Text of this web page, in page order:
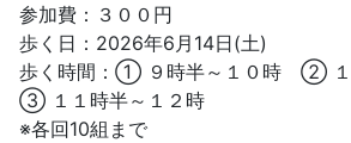
参加費：３００円
歩く日：2026年6月14日(土)
歩く時間：① ９時半～１０時 ② １
③ １１時半～１２時
※各回10組まで